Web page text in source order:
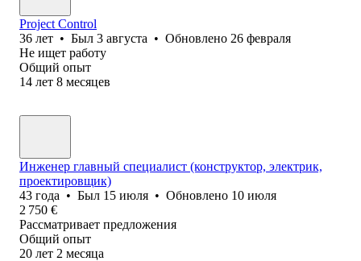
Project Control
36 лет • Был 3 августа • Обновлено 26 февраля
Не ищет работу
Общий опыт
14 лет 8 месяцев
Инженер главный специалист (конструктор, электрик,
проектировщик)
43 года • Был 15 июля • Обновлено 10 июля
2 750 €
Рассматривает предложения
Общий опыт
20 лет 2 месяца